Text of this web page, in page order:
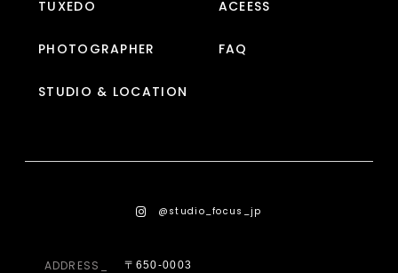
TUXEDO
PHOTOGRAPHER
STUDIO & LOCATION
ACEESS
FAQ
@studio_focus_jp
ADDRESS_ 〒650-0003